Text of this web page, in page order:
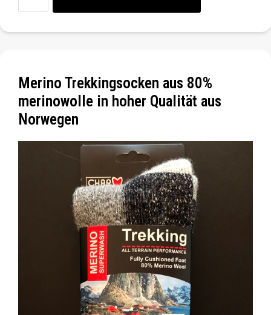
Merino Trekkingsocken aus 80%
merinowolle in hoher Qualität aus
Norwegen